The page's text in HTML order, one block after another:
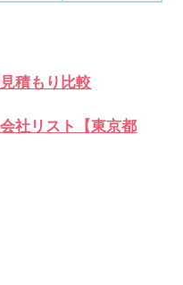
積もり比較
社リスト【東京都